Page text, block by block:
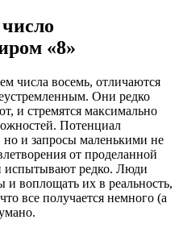
«8»
числа восемь, отличаются
Они редко
и стремятся максимально
Потенциал
но и запросы маленькими не
от проделанной
испытывают редко. Люди
и воплощать их в реальность,
все получается немного (а